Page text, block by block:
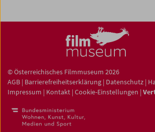
© Österreichisches Filmmuseum 2026
AGB | Barrierefreiheitserklärung | Datenschutz |
Impressum | Kontakt | Cookie-Einstellungen |